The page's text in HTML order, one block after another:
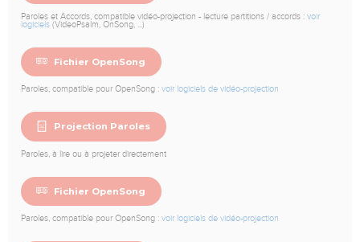
Paroles et Accords, compatible vidéo-projection - lecture partitions / accords : voir
logiciels (VideoPsalm, OnSong, ...)
Fichier OpenSong
Paroles, compatible pour OpenSong : voir logiciels de vidéo-projection
Projection Paroles
Paroles, à lire ou à projeter directement
Fichier OpenSong
Paroles, compatible pour OpenSong : voir logiciels de vidéo-projection